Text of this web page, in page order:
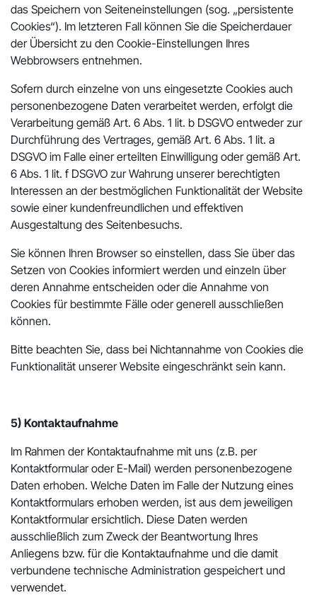
das Speichern von Seiteneinstellungen (sog. „persistente
Cookies“). Im letzteren Fall können Sie die Speicherdauer
der Übersicht zu den Cookie-Einstellungen Ihres
Webbrowsers entnehmen.
Sofern durch einzelne von uns eingesetzte Cookies auch
personenbezogene Daten verarbeitet werden, erfolgt die
Verarbeitung gemäß Art. 6 Abs. 1 lit. b DSGVO entweder zur
Durchführung des Vertrages, gemäß Art. 6 Abs. 1 lit. a
DSGVO im Falle einer erteilten Einwilligung oder gemäß Art.
6 Abs. 1 lit. f DSGVO zur Wahrung unserer berechtigten
Interessen an der bestmöglichen Funktionalität der Website
sowie einer kundenfreundlichen und effektiven
Ausgestaltung des Seitenbesuchs.
Sie können Ihren Browser so einstellen, dass Sie über das
Setzen von Cookies informiert werden und einzeln über
deren Annahme entscheiden oder die Annahme von
Cookies für bestimmte Fälle oder generell ausschließen
können.
Bitte beachten Sie, dass bei Nichtannahme von Cookies die
Funktionalität unserer Website eingeschränkt sein kann.
5) Kontaktaufnahme
Im Rahmen der Kontaktaufnahme mit uns (z.B. per
Kontaktformular oder E-Mail) werden personenbezogene
Daten erhoben. Welche Daten im Falle der Nutzung eines
Kontaktformulars erhoben werden, ist aus dem jeweiligen
Kontaktformular ersichtlich. Diese Daten werden
ausschließlich zum Zweck der Beantwortung Ihres
Anliegens bzw. für die Kontaktaufnahme und die damit
verbundene technische Administration gespeichert und
verwendet.